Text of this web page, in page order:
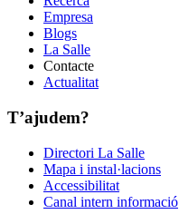
Empresa
Blogs
La Salle
Contacte
Actualitat
T’ajudem?
Directori La Salle
Mapa i instal·lacions
Accessibilitat
Canal intern informació